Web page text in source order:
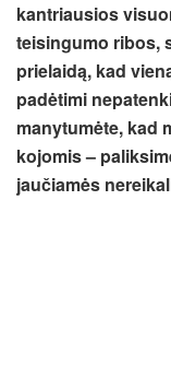
kantriausios
teisingumo ribos,
prielaidą, kad
padėtimi
manytumėte, kad
kojomis –
jaučiamės